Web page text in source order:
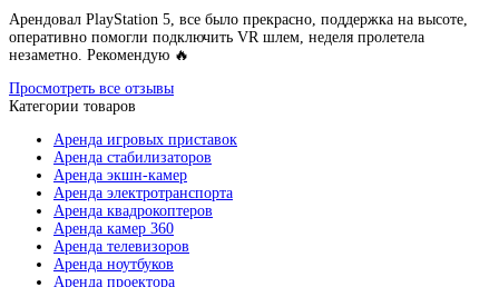
Арендовал PlayStation 5, все было прекрасно, поддержка на высоте,
оперативно помогли подключить VR шлем, неделя пролетела
незаметно. Рекомендую 🔥
Просмотреть все отзывы
Категории товаров
Аренда игровых приставок
Аренда стабилизаторов
Аренда экшн-камер
Аренда электротранспорта
Аренда квадрокоптеров
Аренда камер 360
Аренда телевизоров
Аренда ноутбуков
Аренда проектора